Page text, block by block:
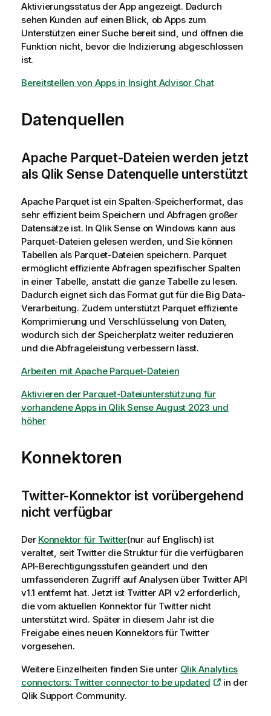
Aktivierungsstatus der App angezeigt. Dadurch
sehen Kunden auf einen Blick, ob Apps zum
Unterstützen einer Suche bereit sind, und öffnen die
Funktion nicht, bevor die Indizierung abgeschlossen
ist.
Bereitstellen von Apps in Insight Advisor Chat
Datenquellen
Apache Parquet-Dateien werden jetzt
als Qlik Sense Datenquelle unterstützt
Apache Parquet ist ein Spalten-Speicherformat, das
sehr effizient beim Speichern und Abfragen großer
Datensätze ist. In Qlik Senseon Windows kann aus
Parquet-Dateien gelesen werden, und Sie können
Tabellen als Parquet-Dateien speichern. Parquet
ermöglicht effiziente Abfragen spezifischer Spalten
in einer Tabelle, anstatt die ganze Tabelle zu lesen.
Dadurch eignet sich das Format gut für die Big Data-
Verarbeitung. Zudem unterstützt Parquet effiziente
Komprimierung und Verschlüsselung von Daten,
wodurch sich der Speicherplatz weiter reduzieren
und die Abfrageleistung verbessern lässt.
Arbeiten mit Apache Parquet-Dateien
Aktivieren der Parquet-Dateiunterstützung für
vorhandene Apps in Qlik Sense August 2023 und
höher
Konnektoren
Twitter-Konnektor ist vorübergehend
nicht verfügbar
Der Konnektor für Twitter(nur auf Englisch) ist
veraltet, seit Twitter die Struktur für die verfügbaren
API-Berechtigungsstufen geändert und den
umfassenderen Zugriff auf Analysen über Twitter API
v1.1 entfernt hat. Jetzt ist Twitter API v2 erforderlich,
die vom aktuellen Konnektor für Twitter nicht
unterstützt wird. Später in diesem Jahr ist die
Freigabe eines neuen Konnektors für Twitter
vorgesehen.
Weitere Einzelheiten finden Sie unter Qlik Analytics
connectors: Twitter connector to be updated
in der
Qlik Support Community.